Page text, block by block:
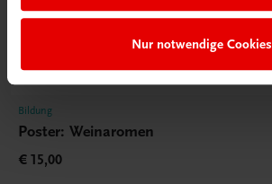
Nur notwendige Cookies
Bildung
Poster: Weinaromen
€ 15,00